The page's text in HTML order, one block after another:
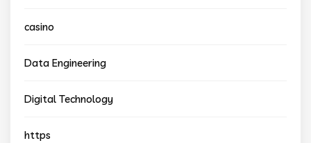
casino
Data Engineering
Digital Technology
https